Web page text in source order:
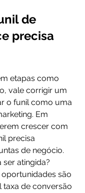
de
precisa
etapas como
vale corrigir um
o funil como uma
Em
crescer com
precisa
de negócio.
ser atingida?
são
taxa de conversão